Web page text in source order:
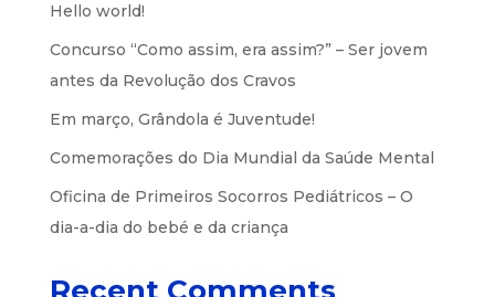
Hello world!
Concurso “Como assim, era assim?” – Ser jovem
antes da Revolução dos Cravos
Em março, Grândola é Juventude!
Comemorações do Dia Mundial da Saúde Mental
Oficina de Primeiros Socorros Pediátricos – O
dia-a-dia do bebé e da criança